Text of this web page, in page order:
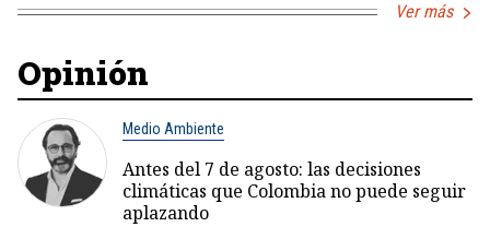
Ver más
Opinión
Medio Ambiente
Antes del 7 de agosto: las decisiones
climáticas que Colombia no puede seguir
aplazando